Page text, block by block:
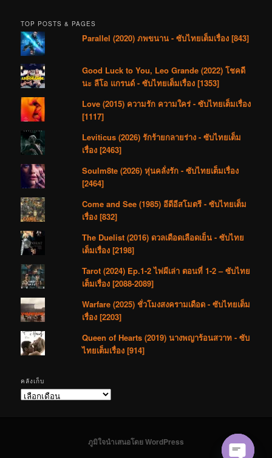
TOP POSTS & PAGES
Parallel (2020) ภพขนาน - ซับไทยเต็มเรื่อง [843]
Good Luck to You, Leo Grande (2022) โชคดี
นะ ลีโอ แกรนด์ - ซับไทยเต็มเรื่อง [1353]
Love (2015) ความรัก ความใคร่ - ซับไทยเต็มเรื่อง
[1117]
Leviticus (2026) รักร้ายกลายร่าง - ซับไทยเต็ม
เรื่อง [2463]
Soulm8te (2026) หุ่นคลั่งรัก - ซับไทยเต็มเรื่อง
[2464]
Come and See (1985) อีดีอีสโมตรี - ซับไทยเต็ม
เรื่อง [832]
The Duelist (2016) ดวลเดือดเลือดเย็น - ซับไทย
เต็มเรื่อง [2198]
Tarot (2024) Ep.1-2 ไพ่ผีเล่า ตอนที่ 1-2 – ซับไทย
เต็มเรื่อง [2088-2089]
Warfare (2025) ชั่วโมงสงครามเดือด - ซับไทยเต็ม
เรื่อง [2203]
Queen of Hearts (2019) นางพญาร้อนสวาท - ซับ
ไทยเต็มเรื่อง [914]
คลังเก็บ
คลัง
ภูมิใจนำเสนอโดย WordPress